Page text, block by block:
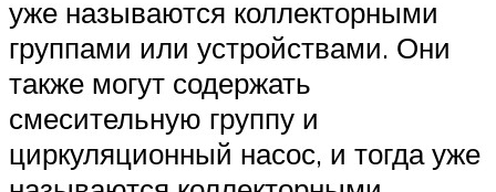
уже называются коллекторными
группами или устройствами. Они
также могут содержать
смесительную группу и
циркуляционный насос, и тогда уже